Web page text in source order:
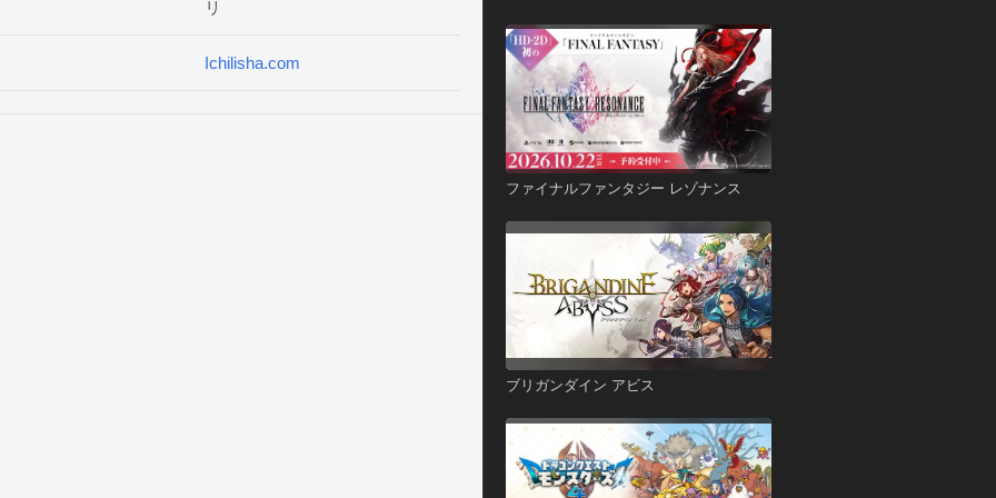
リ
Ichilisha.com
ファイナルファンタジー レゾナンス
ブリガンダイン アビス